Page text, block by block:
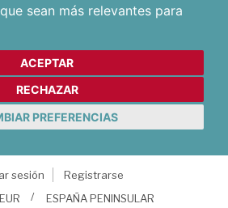
sean más relevantes para
ACEPTAR
RECHAZAR
PREFERENCIAS
sesión
Registrarse
EUR ESPAÑA PENINSULAR